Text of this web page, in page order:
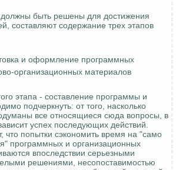
быть решены для достижения
составляют содержание трех этапов
и оформление программных
организационных материалов
этапа - составление программы и
подчеркнуть: от того, насколько
все относящиеся сюда вопросы, в
успех последующих действий.
что попытки сэкономить время на "само
программных и организационных
впоследствии серьезными
решениями, несопоставимостью